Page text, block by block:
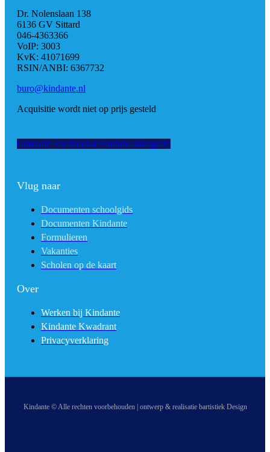
Dr. Nolenslaan 138
6136 GV Sittard
046-4363366
VoIP: 3003
KvK: 41071699
RSIN/ANBI: 6367732
buro@kindante.nl
Acquisitie wordt niet op prijs gesteld
Linkedin Facebook-fYoutube Instagram
Vlug naar
Documenten schoolgids
Documenten Kindante
Formulieren
Vakanties
Scholen op de kaart
Over
Werken bij Kindante
Kindante Kwadrant
Privacyverklaring
Kindante © Alle rechten voorbehouden | ontwerp & realisatie bartistiek Design